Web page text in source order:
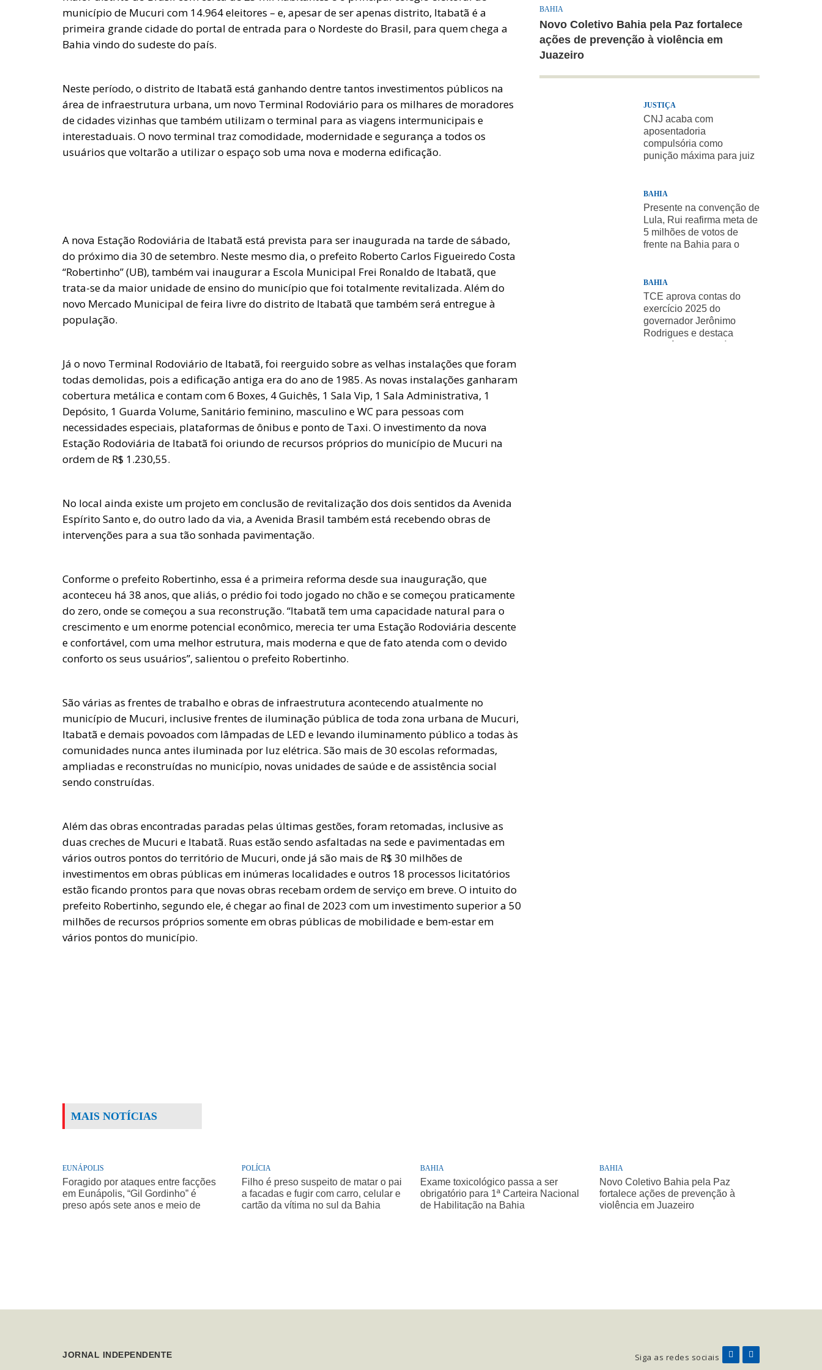
município de Mucuri com 14.964 eleitores – e, apesar de ser apenas distrito, Itabatã é a
primeira grande cidade do portal de entrada para o Nordeste do Brasil, para quem chega a
Bahia vindo do sudeste do país.
Neste período, o distrito de Itabatã está ganhando dentre tantos investimentos públicos na
área de infraestrutura urbana, um novo Terminal Rodoviário para os milhares de moradores
de cidades vizinhas que também utilizam o terminal para as viagens intermunicipais e
interestaduais. O novo terminal traz comodidade, modernidade e segurança a todos os
usuários que voltarão a utilizar o espaço sob uma nova e moderna edificação.
A nova Estação Rodoviária de Itabatã está prevista para ser inaugurada na tarde de sábado,
do próximo dia 30 de setembro. Neste mesmo dia, o prefeito Roberto Carlos Figueiredo Costa
“Robertinho” (UB), também vai inaugurar a Escola Municipal Frei Ronaldo de Itabatã, que
trata-se da maior unidade de ensino do município que foi totalmente revitalizada. Além do
novo Mercado Municipal de feira livre do distrito de Itabatã que também será entregue à
população.
Já o novo Terminal Rodoviário de Itabatã, foi reerguido sobre as velhas instalações que foram
todas demolidas, pois a edificação antiga era do ano de 1985. As novas instalações ganharam
cobertura metálica e contam com 6 Boxes, 4 Guichês, 1 Sala Vip, 1 Sala Administrativa, 1
Depósito, 1 Guarda Volume, Sanitário feminino, masculino e WC para pessoas com
necessidades especiais, plataformas de ônibus e ponto de Taxi. O investimento da nova
Estação Rodoviária de Itabatã foi oriundo de recursos próprios do município de Mucuri na
ordem de R$ 1.230,55.
No local ainda existe um projeto em conclusão de revitalização dos dois sentidos da Avenida
Espírito Santo e, do outro lado da via, a Avenida Brasil também está recebendo obras de
intervenções para a sua tão sonhada pavimentação.
Conforme o prefeito Robertinho, essa é a primeira reforma desde sua inauguração, que
aconteceu há 38 anos, que aliás, o prédio foi todo jogado no chão e se começou praticamente
do zero, onde se começou a sua reconstrução. “Itabatã tem uma capacidade natural para o
crescimento e um enorme potencial econômico, merecia ter uma Estação Rodoviária descente
e confortável, com uma melhor estrutura, mais moderna e que de fato atenda com o devido
conforto os seus usuários”, salientou o prefeito Robertinho.
São várias as frentes de trabalho e obras de infraestrutura acontecendo atualmente no
município de Mucuri, inclusive frentes de iluminação pública de toda zona urbana de Mucuri,
Itabatã e demais povoados com lâmpadas de LED e levando iluminamento público a todas às
comunidades nunca antes iluminada por luz elétrica. São mais de 30 escolas reformadas,
ampliadas e reconstruídas no município, novas unidades de saúde e de assistência social
sendo construídas.
Além das obras encontradas paradas pelas últimas gestões, foram retomadas, inclusive as
duas creches de Mucuri e Itabatã. Ruas estão sendo asfaltadas na sede e pavimentadas em
vários outros pontos do território de Mucuri, onde já são mais de R$ 30 milhões de
investimentos em obras públicas em inúmeras localidades e outros 18 processos licitatórios
estão ficando prontos para que novas obras recebam ordem de serviço em breve. O intuito do
prefeito Robertinho, segundo ele, é chegar ao final de 2023 com um investimento superior a 50
milhões de recursos próprios somente em obras públicas de mobilidade e bem-estar em
vários pontos do município.
BAHIA
Novo Coletivo Bahia pela Paz fortalece
ações de prevenção à violência em
Juazeiro
JUSTIÇA
CNJ acaba com
aposentadoria
compulsória como
punição máxima para juiz
BAHIA
Presente na convenção de
Lula, Rui reafirma meta de
5 milhões de votos de
frente na Bahia para o
BAHIA
TCE aprova contas do
exercício 2025 do
governador Jerônimo
Rodrigues e destaca
MAIS NOTÍCIAS
EUNÁPOLIS
Foragido por ataques entre facções
em Eunápolis, “Gil Gordinho” é
preso após sete anos e meio de
POLÍCIA
Filho é preso suspeito de matar o pai
a facadas e fugir com carro, celular e
cartão da vítima no sul da Bahia
BAHIA
Exame toxicológico passa a ser
obrigatório para 1ª Carteira Nacional
de Habilitação na Bahia
BAHIA
Novo Coletivo Bahia pela Paz
fortalece ações de prevenção à
violência em Juazeiro
JORNAL INDEPENDENTE Siga as redes sociais